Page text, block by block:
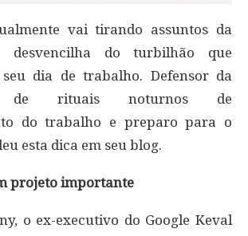
vai tirando assuntos da
desvencilha do turbilhão que
dia de trabalho. Defensor da
de rituais noturnos de
do trabalho e preparo para o
esta dica em seu blog.
projeto importante
o ex-executivo do Google Keval